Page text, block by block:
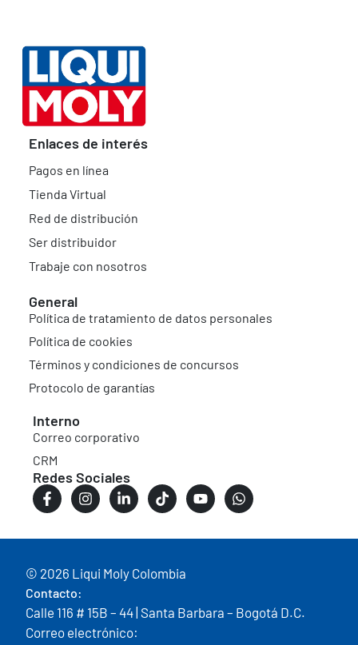
Enlaces de interés
Pagos en línea
Tienda Virtual
Red de distribución
Ser distribuidor
Trabaje con nosotros
General
Política de tratamiento de datos personales
Política de cookies
Términos y condiciones de concursos
Protocolo de garantías
Interno
Correo corporativo
CRM
Redes Sociales
© 2026 Liqui Moly Colombia
Contacto:
Calle 116 # 15B – 44 | Santa Barbara – Bogotá D.C.
Correo electrónico: